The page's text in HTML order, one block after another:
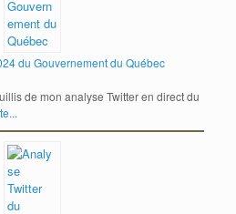
du Gouvernement du Québec
de mon analyse Twitter en direct du